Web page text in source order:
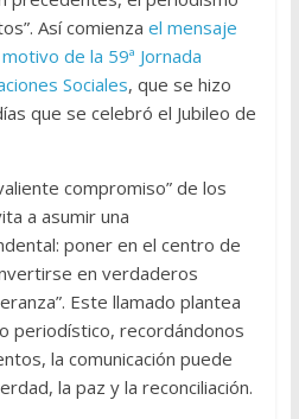
Así comienza el mensaje
de la 59ª Jornada
Sociales, que se hizo
que se celebró el Jubileo de
compromiso” de los
a asumir una
poner en el centro de
en verdaderos
Este llamado plantea
periodístico, recordándonos
la comunicación puede
la paz y la reconciliación.